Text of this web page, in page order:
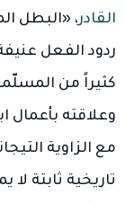
القادر، «البطل
ردود الفعل
كثيراً من
وعلاقته بأعمال
مع الزاوية
تاريخية ثابتة